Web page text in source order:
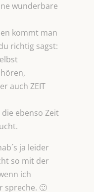
wunderbare
kommt man
richtig sagst:
auch ZEIT
ebenso Zeit
ja leider
so mit der
ich
spreche. 🙂